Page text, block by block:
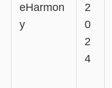
eHarmon
y
2
0
2
4